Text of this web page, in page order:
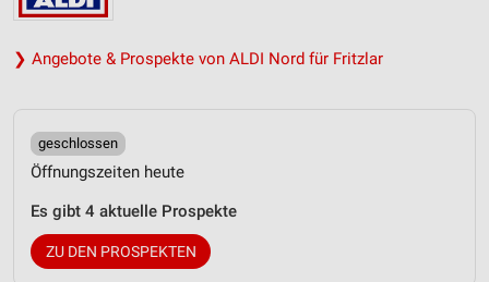
❯ Angebote & Prospekte von ALDI Nord für Fritzlar
geschlossen
Öffnungszeiten heute
Es gibt 4 aktuelle Prospekte
ZU DEN PROSPEKTEN